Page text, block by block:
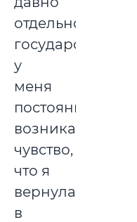
отдельное
государство,
у
меня
постоянно
возникало
чувство,
что я
вернулась
в